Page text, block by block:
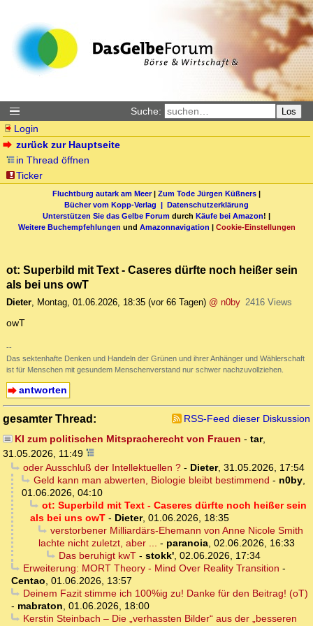
Suche: Los
Login
zurück zur Hauptseite
in Thread öffnen
Ticker
Fluchtburg autark am Meer| Zum Tode Jürgen Küßners |
Bücher vom Kopp-Verlag | Datenschutzerklärung
Unterstützen Sie das Gelbe Forum durch Käufe bei Amazon! |
Weitere Buchempfehlungen und Amazonnavigation | Cookie-Einstellungen
ot: Superbild mit Text - Caseres dürfte noch heißer sein
als bei uns owT
Dieter, Montag, 01.06.2026, 18:35 (vor 66 Tagen) @ n0by 2416 Views
owT
--
Das sektenhafte Denken und Handeln der Grünen und ihrer Anhänger und Wählerschaft
ist für Menschen mit gesundem Menschenverstand nur schwer nachzuvollziehen.
antworten
gesamter Thread:
RSS-Feed dieser Diskussion
KI zum politischen Mitspracherecht von Frauen - tar,
31.05.2026, 11:49
oder Ausschluß der Intellektuellen ?- Dieter, 31.05.2026, 17:54
Geld kann man abwerten, Biologie bleibt bestimmend - n0by,
01.06.2026, 04:10
ot: Superbild mit Text - Caseres dürfte noch heißer sein
als bei uns owT - Dieter, 01.06.2026, 18:35
verstorbener Milliardärs-Ehemann von Anne Nicole Smith
lachte nicht zuletzt, aber ... - paranoia, 02.06.2026, 16:33
Das beruhigt kwT- stokk', 02.06.2026, 17:34
Erweiterung: MORT Theory - Mind Over Reality Transition -
Centao, 01.06.2026, 13:57
Deinem Fazit stimme ich 100%ig zu! Danke für den Beitrag! (oT)
- mabraton, 01.06.2026, 18:00
Kerstin Steinbach – Die „verhassten Bilder“ aus der „besseren